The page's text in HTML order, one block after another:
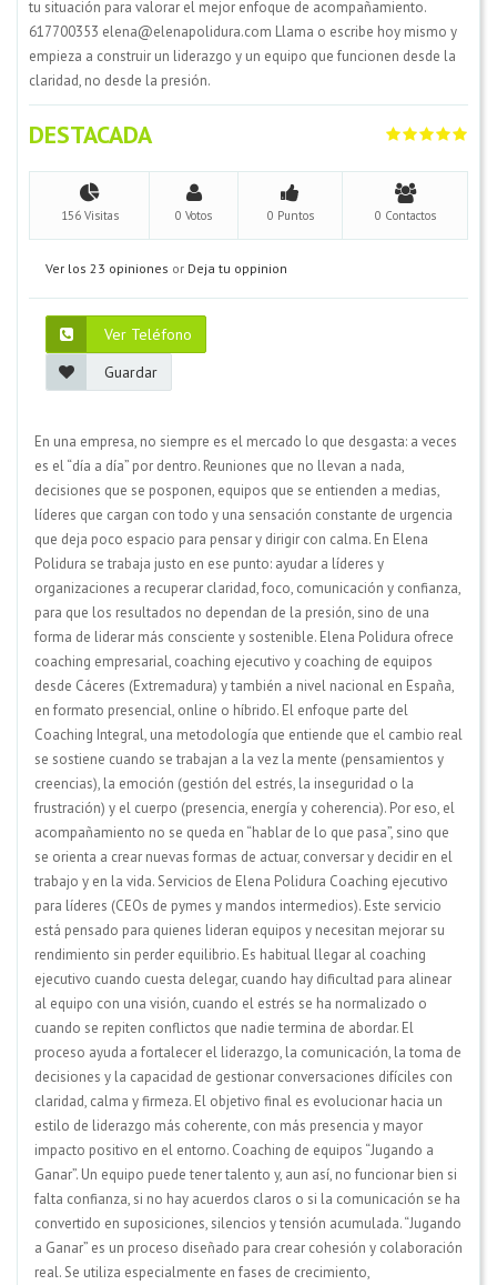
tu situación para valorar el mejor enfoque de acompañamiento.
617700353 elena@elenapolidura.com Llama o escribe hoy mismo y
empieza a construir un liderazgo y un equipo que funcionen desde la
claridad, no desde la presión.
DESTACADA
156 Visitas 0 Votos 0 Puntos 0 Contactos
Ver los 23 opiniones or Deja tu oppinion
Ver Teléfono
Guardar
En una empresa, no siempre es el mercado lo que desgasta: a veces
es el “día a día” por dentro. Reuniones que no llevan a nada,
decisiones que se posponen, equipos que se entienden a medias,
líderes que cargan con todo y una sensación constante de urgencia
que deja poco espacio para pensar y dirigir con calma. En Elena
Polidura se trabaja justo en ese punto: ayudar a líderes y
organizaciones a recuperar claridad, foco, comunicación y confianza,
para que los resultados no dependan de la presión, sino de una
forma de liderar más consciente y sostenible. Elena Polidura ofrece
coaching empresarial, coaching ejecutivo y coaching de equipos
desde Cáceres (Extremadura) y también a nivel nacional en España,
en formato presencial, online o híbrido. El enfoque parte del
Coaching Integral, una metodología que entiende que el cambio real
se sostiene cuando se trabajan a la vez la mente (pensamientos y
creencias), la emoción (gestión del estrés, la inseguridad o la
frustración) y el cuerpo (presencia, energía y coherencia). Por eso, el
acompañamiento no se queda en “hablar de lo que pasa”, sino que
se orienta a crear nuevas formas de actuar, conversar y decidir en el
trabajo y en la vida. Servicios de Elena Polidura Coaching ejecutivo
para líderes (CEOs de pymes y mandos intermedios). Este servicio
está pensado para quienes lideran equipos y necesitan mejorar su
rendimiento sin perder equilibrio. Es habitual llegar al coaching
ejecutivo cuando cuesta delegar, cuando hay dificultad para alinear
al equipo con una visión, cuando el estrés se ha normalizado o
cuando se repiten conflictos que nadie termina de abordar. El
proceso ayuda a fortalecer el liderazgo, la comunicación, la toma de
decisiones y la capacidad de gestionar conversaciones difíciles con
claridad, calma y firmeza. El objetivo final es evolucionar hacia un
estilo de liderazgo más coherente, con más presencia y mayor
impacto positivo en el entorno. Coaching de equipos “Jugando a
Ganar”. Un equipo puede tener talento y, aun así, no funcionar bien si
falta confianza, si no hay acuerdos claros o si la comunicación se ha
convertido en suposiciones, silencios y tensión acumulada. “Jugando
a Ganar” es un proceso diseñado para crear cohesión y colaboración
real. Se utiliza especialmente en fases de crecimiento,